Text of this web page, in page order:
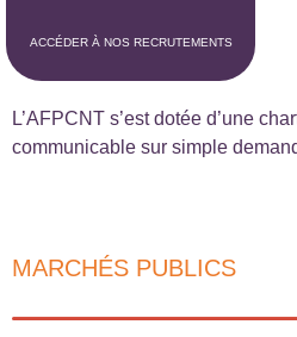
ACCÉDER À NOS RECRUTEMENTS
L’AFPCNT s’est dotée d’une
communicable sur simple
MARCHÉS PUBLICS